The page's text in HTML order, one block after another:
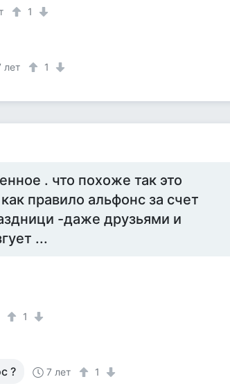
1
лет 1
. что похоже так это
правило альфонс за счет
-даже друзьями и
...
1
? 7 лет 1